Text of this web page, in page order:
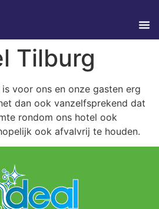
Tilburg
voor ons en onze gasten erg
dan ook vanzelfsprekend dat
rondom ons hotel ook
ook afvalvrij te houden.